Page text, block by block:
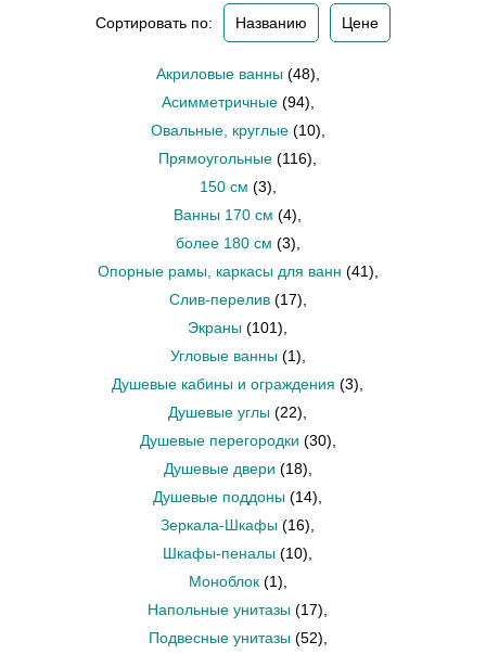
Сортировать по: Названию Цене
Акриловые ванны (48)
Асимметричные (94)
Овальные, круглые (10)
Прямоугольные (116)
150 см (3)
Ванны 170 см (4)
более 180 см (3)
Опорные рамы, каркасы для ванн (41)
Слив-перелив (17)
Экраны (101)
Угловые ванны (1)
Душевые кабины и ограждения (3)
Душевые углы (22)
Душевые перегородки (30)
Душевые двери (18)
Душевые поддоны (14)
Зеркала-Шкафы (16)
Шкафы-пеналы (10)
Моноблок (1)
Напольные унитазы (17)
Подвесные унитазы (52)